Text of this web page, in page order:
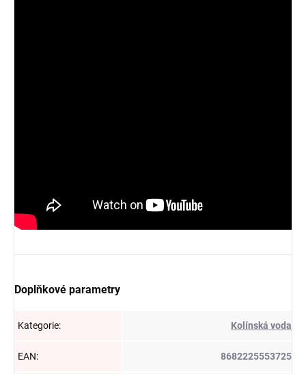
Doplňkové parametry
Kategorie: Kolínská voda
EAN: 8682225553725